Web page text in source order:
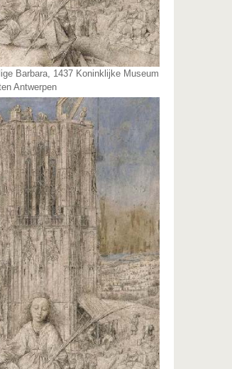
Barbara, 1437 Koninklijke Museum
Antwerpen